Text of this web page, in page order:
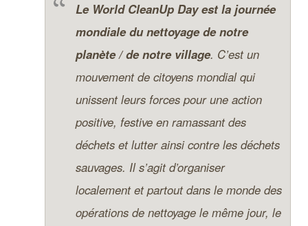
Le World CleanUp Day est la journée
mondiale du nettoyage de notre
planète / de notre village. C’est un
mouvement de citoyens mondial qui
unissent leurs forces pour une action
positive, festive en ramassant des
déchets et lutter ainsi contre les déchets
sauvages. Il s’agit d’organiser
localement et partout dans le monde des
opérations de nettoyage le même jour, le